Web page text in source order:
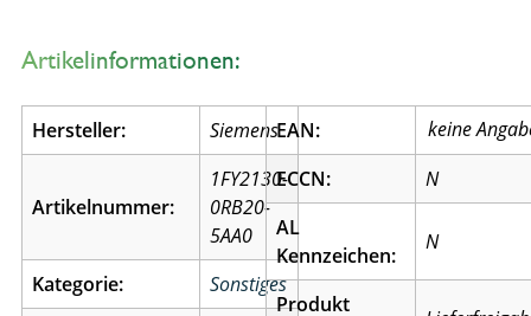
Artikelinformationen:
Hersteller: Siemens
Artikelnummer:
1FY2130-
0RB20-
5AA0
Kategorie:
Sonstiges
EAN:
ECCN:
N
AL
Kennzeichen:
N
Produkt